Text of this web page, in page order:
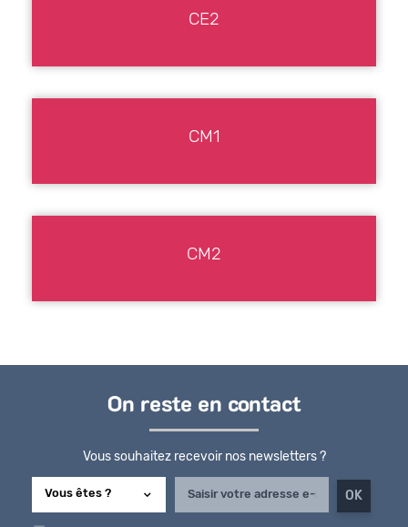
CE2
CM1
CM2
On reste en contact
Vous souhaitez recevoir nos newsletters ?